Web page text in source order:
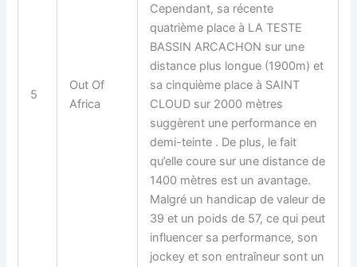
5
Out Of
Africa
Cependant, sa récente
quatrième place à LA TESTE
BASSIN ARCACHON sur une
distance plus longue (1900m) et
sa cinquième place à SAINT
CLOUD sur 2000 mètres
suggèrent une performance en
demi-teinte . De plus, le fait
qu’elle coure sur une distance de
1400 mètres est un avantage.
Malgré un handicap de valeur de
39 et un poids de 57, ce qui peut
influencer sa performance, son
jockey et son entraîneur sont un